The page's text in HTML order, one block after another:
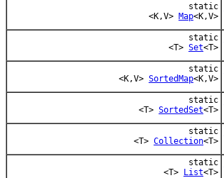
static
<K,V> Map<K,V>
static
<T> Set<T>
static
<K,V> SortedMap<K,V>
static
<T> SortedSet<T>
static
<T> Collection<T>
static
<T> List<T>